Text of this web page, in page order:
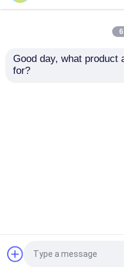
опарника машины
Good day, what product
for?